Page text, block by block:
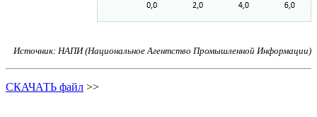
Источник: НАПИ (Национальное Агентство Промышленной Информации)
СКАЧАТЬ файл >>